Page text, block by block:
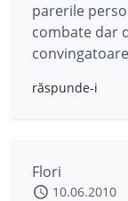
parerile
combate dar
răspunde-i
Flori
10.06.2010